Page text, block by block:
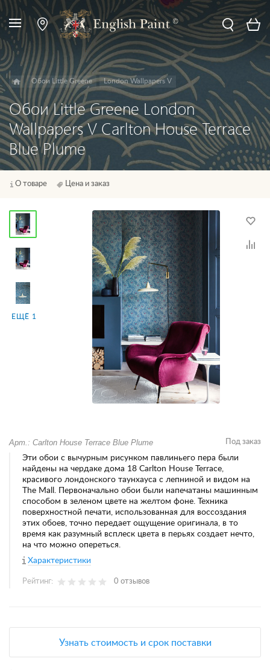
Обои Little Greene London Wallpapers V
Обои Little Greene London
Wallpapers V Carlton House Terrace
Blue Plume
О товаре Цена и заказ
ЕЩЁ 1
Арт.: Carlton House Terrace Blue Plume Под заказ
Эти обои с вычурным рисунком павлиньего пера были
найдены на чердаке дома 18 Carlton House Terrace,
красивого лондонского таунхауса с лепниной и видом на
The Mall. Первоначально обои были напечатаны машинным
способом в зеленом цвете на желтом фоне. Техника
поверхностной печати, использованная для воссоздания
этих обоев, точно передает ощущение оригинала, в то
время как разумный всплеск цвета в перьях создает нечто,
на что можно опереться.
Характеристики
Рейтинг: 0 отзывов
Узнать стоимость и срок поставки